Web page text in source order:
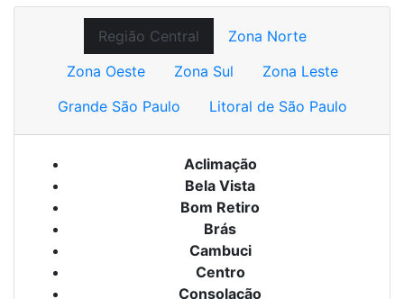
Região Central
Zona Norte
Zona Oeste
Zona Sul
Zona Leste
Grande São Paulo
Litoral de São Paulo
Aclimação
Bela Vista
Bom Retiro
Brás
Cambuci
Centro
Consolação